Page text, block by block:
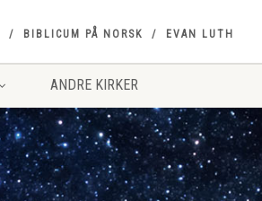
BIBLICUM PÅ NORSK EVAN LUTH
ANDRE KIRKER